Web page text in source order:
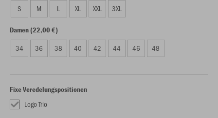
S M L XL XXL 3XL
Damen (22,00 €)
34 36 38 40 42 44 46 48
Fixe Veredelungspositionen
Logo Trio